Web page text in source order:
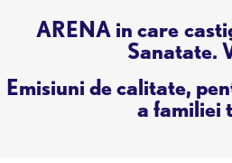
ARENA in care
Sanatate.
Emisiuni de calitate,
a familiei